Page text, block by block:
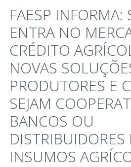
FAESP INFORMA:
ENTRA NO
CRÉDITO
NOVAS
PRODUTORES E
SEJAM
BANCOS OU
DISTRIBUIDORES
INSUMOS